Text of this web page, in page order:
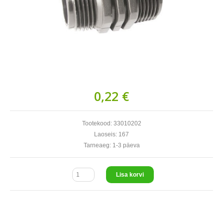
0,22 €
Tootekood: 33010202
Laoseis: 167
Tarneaeg: 1-3 päeva
Lisa korvi